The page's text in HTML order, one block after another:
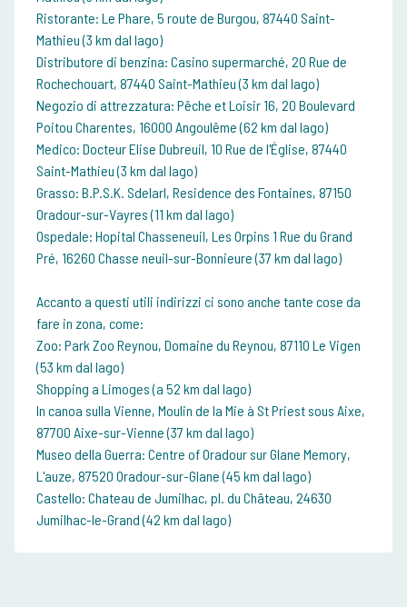
Ristorante: Le Phare, 5 route de Burgou, 87440 Saint-
Mathieu (3 km dal lago)
Distributore di benzina: Casino supermarché, 20 Rue de
Rochechouart, 87440 Saint-Mathieu (3 km dal lago)
Negozio di attrezzatura: Pêche et Loisir 16, 20 Boulevard
Poitou Charentes, 16000 Angoulême (62 km dal lago)
Medico: Docteur Elise Dubreuil, 10 Rue de l'Église, 87440
Saint-Mathieu (3 km dal lago)
Grasso: B.P.S.K. Sdelarl, Residence des Fontaines, 87150
Oradour-sur-Vayres (11 km dal lago)
Ospedale: Hopital Chasseneuil, Les Orpins 1 Rue du Grand
Pré, 16260 Chasse neuil-sur-Bonnieure (37 km dal lago)
Accanto a questi utili indirizzi ci sono anche tante cose da
fare in zona, come:
Zoo: Park Zoo Reynou, Domaine du Reynou, 87110 Le Vigen
(53 km dal lago)
Shopping a Limoges (a 52 km dal lago)
In canoa sulla Vienne, Moulin de la Mie à St Priest sous Aixe,
87700 Aixe-sur-Vienne (37 km dal lago)
Museo della Guerra: Centre of Oradour sur Glane Memory,
L'auze, 87520 Oradour-sur-Glane (45 km dal lago)
Castello: Chateau de Jumilhac, pl. du Château, 24630
Jumilhac-le-Grand (42 km dal lago)